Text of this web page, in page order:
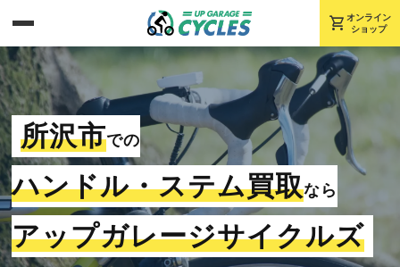
shopping_cart オンライン
ショップ
所沢市での
ハンドル・ステム買取なら
アップガレージサイクルズ